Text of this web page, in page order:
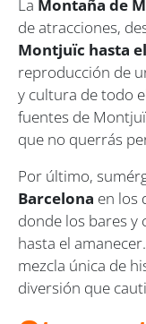
La Montaña de
de atracciones,
Montjuïc hasta
reproducción de
y cultura de todo
fuentes de
que no querrás
Por último,
Barcelona en los
donde los bares y
hasta el
mezcla única de
diversión que